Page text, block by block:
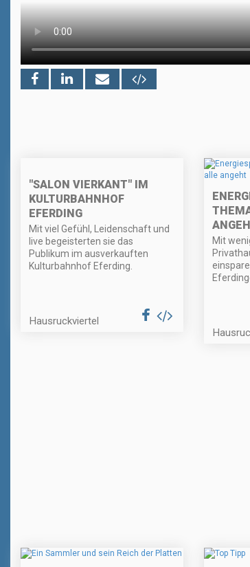
"SALON VIERKANT" IM
KULTURBAHNHOF
EFERDING
Mit viel Gefühl, Leidenschaft und
live begeisterten sie das
Publikum im ausverkauften
Kulturbahnhof Eferding.
Hausruckviertel
Mit